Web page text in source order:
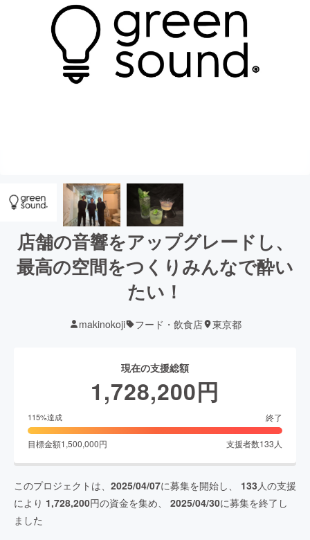
店舗の音響をアップグレードし、
最高の空間をつくりみんなで酔い
たい！
makinokoji フード・飲食店 東京都
現在の支援総額
1,728,200円
115%達成 終了
目標金額1,500,000円 支援者数133 人
このプロジェクトは、 2025/04/07に募集を開始し、 133 人の支援
により 1,728,200円の資金を集め、 2025/04/30に募集を終了し
ました